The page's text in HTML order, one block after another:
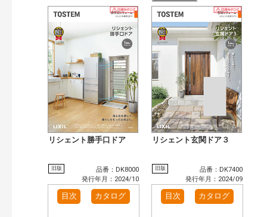
キーワード検索（あいまい）
目次も検索 検 索
おすすめハッシュタグ
まずはここから（1）
施工イメージ・アイデア集（11）
リフォームおすすめ（5）
カテゴリー
窓・シャッター（9）
玄関ドア・引戸（5）
インテリア建材（2）
キッチン（4）
発行年で検索
リシェント勝手口ドア
旧版
品番：DK8000
発行年月：2024/10
目次 カタログ
リシェント玄関ドア３
旧版
品番：DK7400
発行年月：2024/09
目次 カタログ